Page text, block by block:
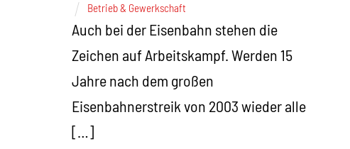
Betrieb & Gewerkschaft
Auch bei der Eisenbahn stehen die
Zeichen auf Arbeitskampf. Werden 15
Jahre nach dem großen
Eisenbahnerstreik von 2003 wieder alle
[…]